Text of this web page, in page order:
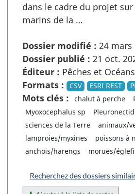
dans le cadre du projet
marins de la …
Dossier modifié : 24 mars
Dossier publié : 21 oct.
Éditeur : Pêches et
Formats :
CSV ESRI REST
Mots clés : chalut à perche
Myoxocephalus sp
sciences de la Terre
animaux/
lamproies/myxines
poissons à
anchois/harengs
morues/
Recherchez des dossiers